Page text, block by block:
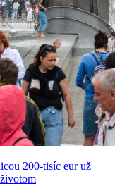
200-tisíc eur už